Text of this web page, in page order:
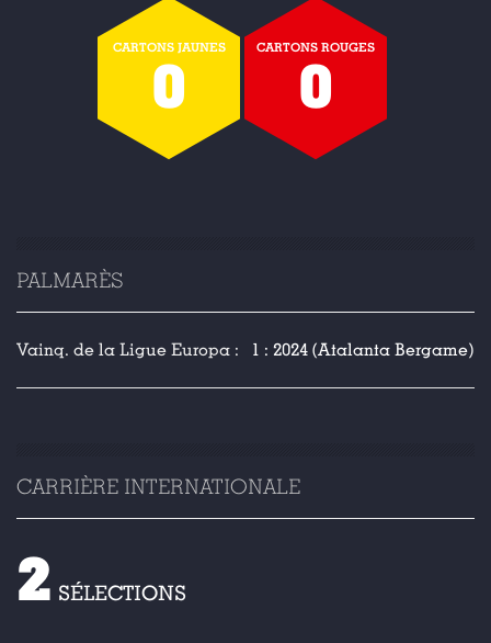
CARTONS JAUNES
0
CARTONS ROUGES
0
PALMARÈS
Vainq. de la Ligue Europa : 1 : 2024 (Atalanta Bergame)
CARRIÈRE INTERNATIONALE
2 SÉLECTIONS